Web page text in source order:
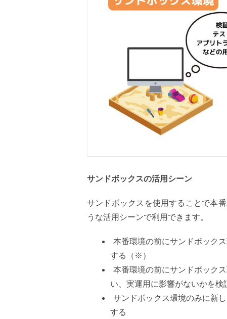
サンドボックスの活用シーン
サンドボックスを使用することで本
うな活用シーンで利用できます。
本番環境の前にサンドボック
する
（※）
本番環境の前にサンドボック
い 、実運用に影響がないかを検
サンドボックス環境のみに新
する